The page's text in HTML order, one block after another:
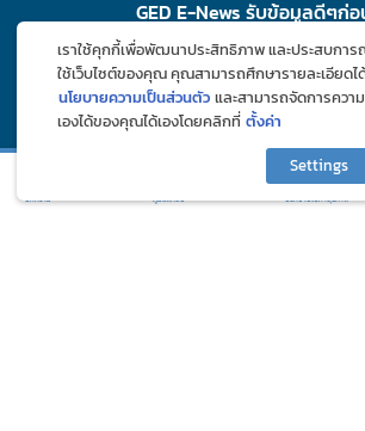
GED E-News รับข้อมูลดีๆก่อ
บทความ ภูมิแพ้คลับ
เราใช้คุกกี้เพื่อพัฒนาประสิทธิภาพ และประสบกา
ใช้เว็บไซต์ของคุณ คุณสามารถศึกษารายละเอียดไ
นโยบายความเป็นส่วนตัว และสามารถจัดการควา
เองได้ของคุณได้เองโดยคลิกที่ ตั้งค่า
Settings